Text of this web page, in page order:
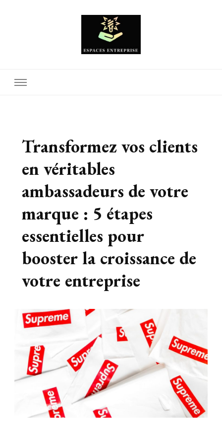
Transformez vos clients
en véritables
ambassadeurs de votre
marque : 5 étapes
essentielles pour
booster la croissance de
votre entreprise